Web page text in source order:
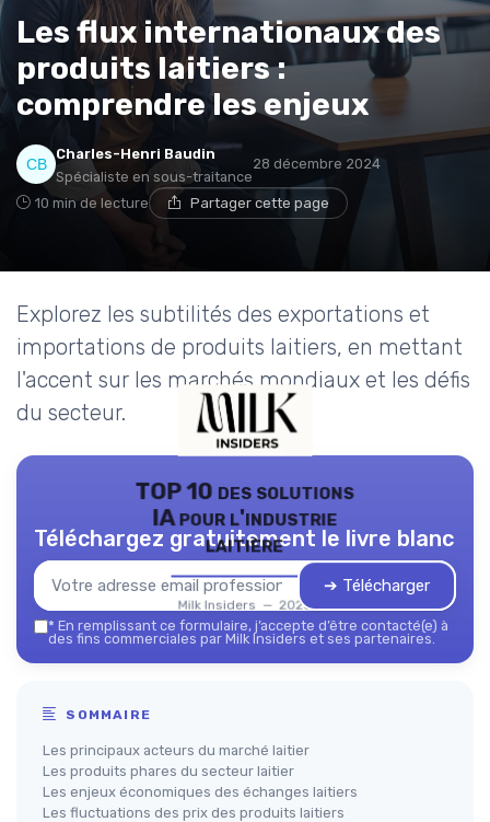
Les flux internationaux des
produits laitiers :
comprendre les enjeux
Charles-Henri Baudin
Spécialiste en sous-traitance
28 décembre 2024
10 min de lecture Partager cette page
Explorez les subtilités des exportations et
importations de produits laitiers, en mettant
l'accent sur les marchés mondiaux et les défis
du secteur.
TOP 10 des solutions
IA pour l'industrie
laitière
Milk Insiders — 2026
Téléchargez gratuitement le livre blanc
➔ Télécharger
* En remplissant ce formulaire, j’accepte d’être contacté(e) à
des fins commerciales par Milk Insiders et ses partenaires.
SOMMAIRE
Les principaux acteurs du marché laitier
Les produits phares du secteur laitier
Les enjeux économiques des échanges laitiers
Les fluctuations des prix des produits laitiers